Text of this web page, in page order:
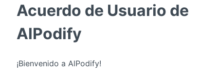
Acuerdo de Usuario de
AlPodify
¡Bienvenido a AlPodify!